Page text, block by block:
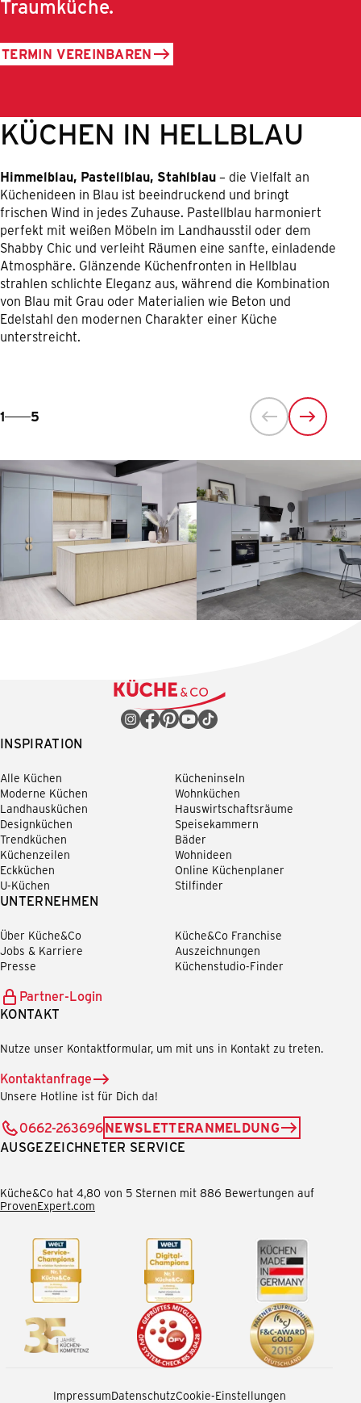
Traumküche.
TERMIN VEREINBAREN
KÜCHEN IN HELLBLAU
Himmelblau, Pastellblau, Stahlblau– die Vielfalt an
Küchenideen in Blau ist beeindruckend und bringt
frischen Wind in jedes Zuhause. Pastellblau harmoniert
perfekt mit weißen Möbeln im Landhausstil oder dem
Shabby Chic und verleiht Räumen eine sanfte, einladende
Atmosphäre. Glänzende Küchenfronten in Hellblau
strahlen schlichte Eleganz aus, während die Kombination
von Blau mit Grau oder Materialien wie Beton und
Edelstahl den modernen Charakter einer Küche
unterstreicht.
1 5
INSPIRATION
Alle Küchen
Moderne Küchen
Landhausküchen
Designküchen
Trendküchen
Küchenzeilen
Eckküchen
U-Küchen
Kücheninseln
Wohnküchen
Hauswirtschaftsräume
Speisekammern
Bäder
Wohnideen
Online Küchenplaner
Stilfinder
UNTERNEHMEN
Über Küche&Co
Jobs & Karriere
Presse
Küche&Co Franchise
Auszeichnungen
Küchenstudio-Finder
Partner-Login
KONTAKT
Nutze unser Kontaktformular, um mit uns in Kontakt zu treten.
Kontaktanfrage
Unsere Hotline ist für Dich da!
0662-263696NEWSLETTERANMELDUNG
AUSGEZEICHNETER SERVICE
Küche&Co hat 4,80 von 5 Sternen mit 886 Bewertungen auf
ProvenExpert.com
ImpressumDatenschutzCookie-Einstellungen